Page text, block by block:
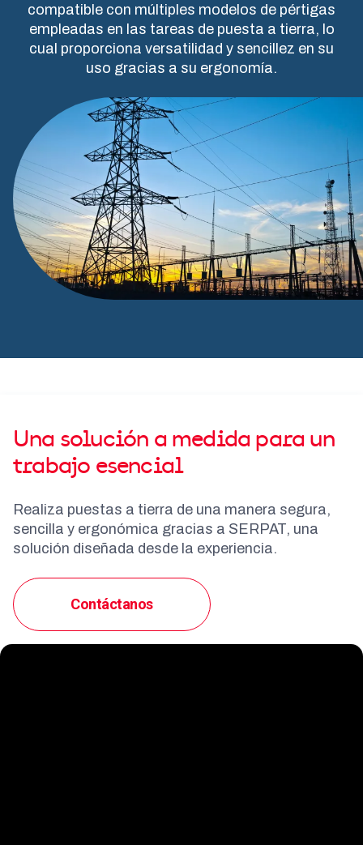
compatible con múltiples modelos de pértigas
empleadas en las tareas de puesta a tierra, lo
cual proporciona versatilidad y sencillez en su
uso gracias a su ergonomía.
Una solución a medida para un
trabajo esencial
Realiza puestas a tierra de una manera segura,
sencilla y ergonómica gracias a SERPAT, una
solución diseñada desde la experiencia.
Contáctanos